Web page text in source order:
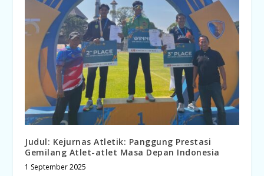
Judul: Kejurnas Atletik: Panggung Prestasi
Gemilang Atlet-atlet Masa Depan Indonesia
1 September 2025